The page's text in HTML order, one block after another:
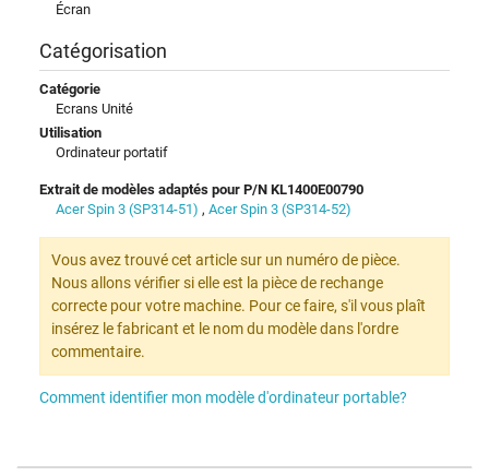
Écran
Catégorisation
Catégorie
Ecrans Unité
Utilisation
Ordinateur portatif
Extrait de modèles adaptés pour P/N KL1400E00790
Acer Spin 3 (SP314-51) , Acer Spin 3 (SP314-52)
Vous avez trouvé cet article sur un numéro de pièce.
Nous allons vérifier si elle est la pièce de rechange
correcte pour votre machine. Pour ce faire, s'il vous plaît
insérez le fabricant et le nom du modèle dans l'ordre
commentaire.
Comment identifier mon modèle d'ordinateur portable?